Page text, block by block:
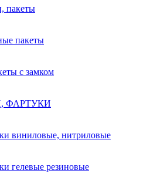
пакеты
пакеты
с замком
ФАРТУКИ
виниловые, нитриловые
гелевые резиновые